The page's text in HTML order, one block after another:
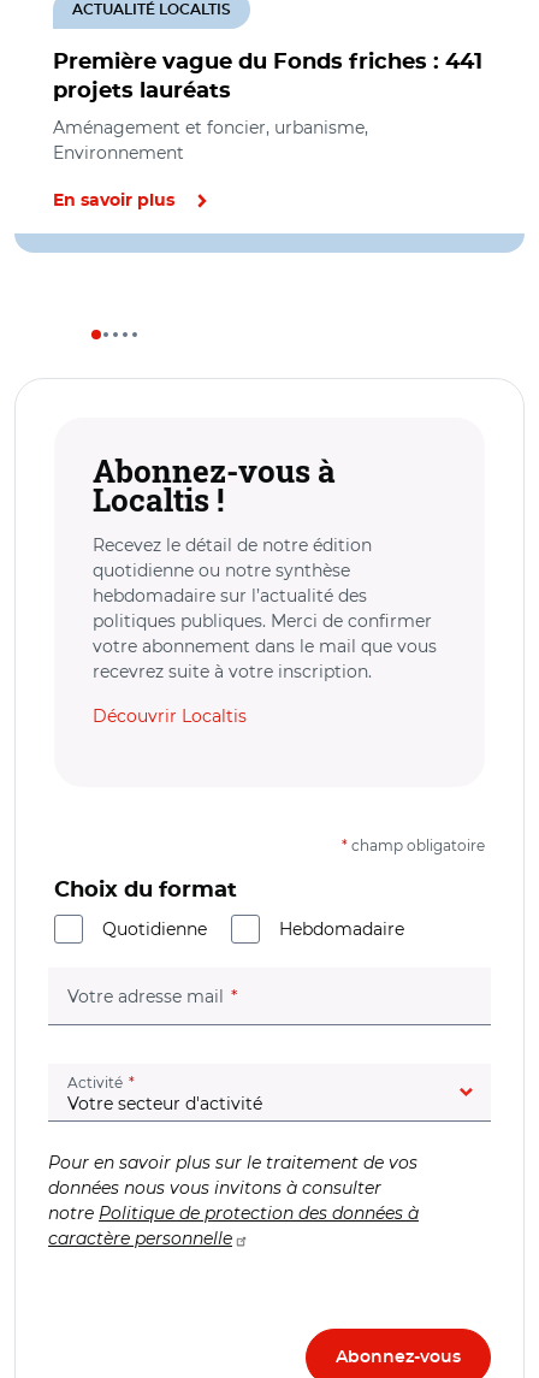
Première vague du Fonds friches : 441
projets lauréats
ACTUALITÉ LOCALTIS
Aménagement et foncier, urbanisme,
Environnement
En savoir plus
Abonnez-vous à
Localtis !
Recevez le détail de notre édition
quotidienne ou notre synthèse
hebdomadaire sur l’actualité des
politiques publiques. Merci de confirmer
votre abonnement dans le mail que vous
recevrez suite à votre inscription.
Découvrir Localtis
* champ obligatoire
Choix du format
Quotidienne
Hebdomadaire
Votre adresse mail (champ obligatoire)
Activité (champ obligatoire)
Pour en savoir plus sur le traitement de vos
données nous vous invitons à consulter
notre Politique de protection des données à
caractère personnelle